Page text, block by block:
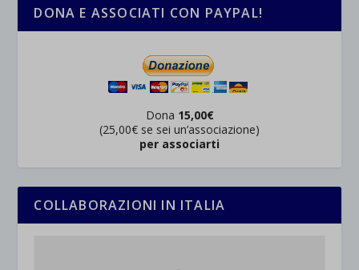
DONA E ASSOCIATI CON PAYPAL!
Dona 15,00€
(25,00€ se sei un’associazione)
per associarti
COLLABORAZIONI IN ITALIA